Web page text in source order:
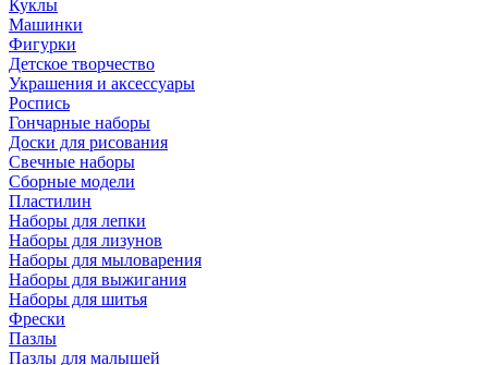
Куклы
Машинки
Фигурки
Детское творчество
Украшения и аксессуары
Роспись
Гончарные наборы
Доски для рисования
Свечные наборы
Сборные модели
Пластилин
Наборы для лепки
Наборы для лизунов
Наборы для мыловарения
Наборы для выжигания
Наборы для шитья
Фрески
Пазлы
Пазлы для малышей